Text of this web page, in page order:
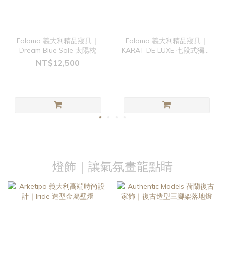
Falomo 義大利精品寢具｜
Dream Blue Sole 太陽枕
NT$12,500
Falomo 義大利精品寢具｜
KARAT DE LUXE 七段式獨立
燈飾｜讓氣氛畫龍點睛